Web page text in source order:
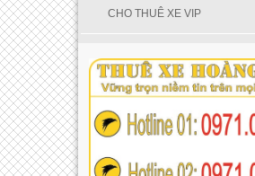
CHO THUÊ XE VIP